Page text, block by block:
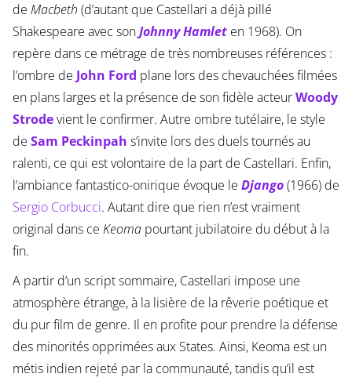
de Macbeth (d’autant que Castellari a déjà pillé
Shakespeare avec sonJohnny Hamleten 1968). On
repère dans ce métrage de très nombreuses références :
l’ombre de John Ford plane lors des chevauchées filmées
en plans larges et la présence de son fidèle acteurWoody
Strodevient le confirmer. Autre ombre tutélaire, le style
de Sam Peckinpah s’invite lors des duels tournés au
ralenti, ce qui est volontaire de la part de Castellari. Enfin,
l’ambiance fantastico-onirique évoque le Django (1966) de
Sergio Corbucci. Autant dire que rien n’est vraiment
original dans ce Keomapourtant jubilatoire du début à la
fin.
A partir d’un script sommaire, Castellari impose une
atmosphère étrange, à la lisière de la rêverie poétique et
du pur film de genre. Il en profite pour prendre la défense
des minorités opprimées aux States. Ainsi, Keoma est un
métis indien rejeté par la communauté, tandis qu’il est